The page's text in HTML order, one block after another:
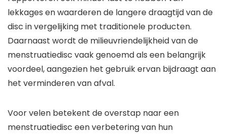
lekkages en waarderen de langere draagtijd van de
disc in vergelijking met traditionele producten.
Daarnaast wordt de milieuvriendelijkheid van de
menstruatiedisc vaak genoemd als een belangrijk
voordeel, aangezien het gebruik ervan bijdraagt aan
het verminderen van afval.
Voor velen betekent de overstap naar een
menstruatiedisc een verbetering van hun